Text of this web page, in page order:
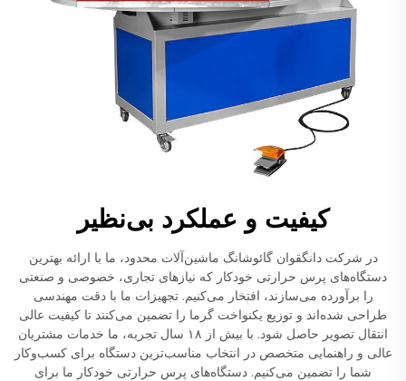
کیفیت و عملکرد بی‌نظیر
در شرکت دانگقوان گائوشانگ ماشین‌آلات محدود، ما با ارائه بهترین
دستگاه‌های پرس حرارتی خودکار که نیازهای تجاری، خصوصی و صنعتی
را برآورده می‌سازند، افتخار می‌کنیم. تجهیزات ما با دقت مهندسی
طراحی شده‌اند و توزیع یکنواخت گرما را تضمین می‌کنند تا کیفیت عالی
انتقال تصویر حاصل شود. با بیش از ۱۸ سال تجربه، ما خدمات مشتریان
عالی و راهنمایی متخصص در انتخاب مناسب‌ترین دستگاه برای کسب‌وکار
شما را تضمین می‌کنیم. دستگاه‌های پرس حرارتی خودکار ما برای